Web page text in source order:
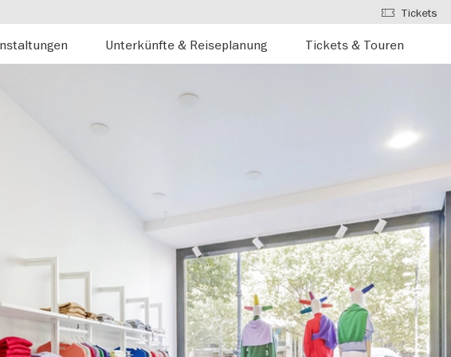
Unterkünfte & Reiseplanung Tickets & Touren
Tickets